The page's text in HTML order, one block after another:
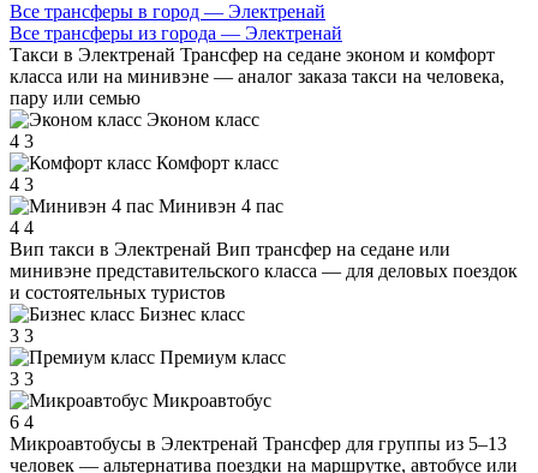
Все трансферы в город — Электренай
Все трансферы из города — Электренай
Такси в Электренай Трансфер на седане эконом и комфорт
класса или на минивэне — аналог заказа такси на человека,
пару или семью
Эконом класс
4 3
Комфорт класс
4 3
Минивэн 4 пас
4 4
Вип такси в Электренай Вип трансфер на седане или
минивэне представительского класса — для деловых поездок
и состоятельных туристов
Бизнес класс
3 3
Премиум класс
3 3
Микроавтобус
6 4
Микроавтобусы в Электренай Трансфер для группы из 5–13
человек — альтернатива поездки на маршрутке, автобусе или